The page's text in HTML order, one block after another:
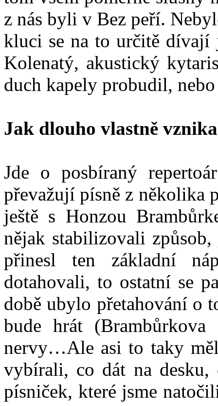
z nás byli v Bez peří.
kluci se na to určitě
Kolenatý, akustický
duch kapely probudil,
Jak dlouho vlastně
Jde o posbíraný
převažují písně z několika
ještě s Honzou
nějak stabilizovali
přinesl ten základní
dotahovali, to ostatní se
době ubylo přetahování o
bude hrát
nervy…Ale asi to taky
vybírali, co dát na
písniček, které jsme